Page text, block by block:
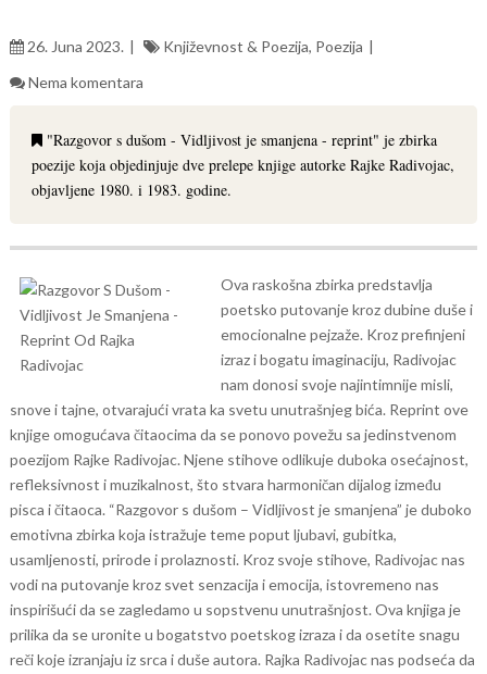
26. Juna 2023. Književnost & Poezija, Poezija
Nema komentara
"Razgovor s dušom - Vidljivost je smanjena - reprint" je zbirka
poezije koja objedinjuje dve prelepe knjige autorke Rajke Radivojac,
objavljene 1980. i 1983. godine.
Ova raskošna zbirka predstavlja
poetsko putovanje kroz dubine duše i
emocionalne pejzaže. Kroz prefinjeni
izraz i bogatu imaginaciju, Radivojac
nam donosi svoje najintimnije misli,
snove i tajne, otvarajući vrata ka svetu unutrašnjeg bića. Reprint ove
knjige omogućava čitaocima da se ponovo povežu sa jedinstvenom
poezijom Rajke Radivojac. Njene stihove odlikuje duboka osećajnost,
refleksivnost i muzikalnost, što stvara harmoničan dijalog između
pisca i čitaoca. “Razgovor s dušom – Vidljivost je smanjena” je duboko
emotivna zbirka koja istražuje teme poput ljubavi, gubitka,
usamljenosti, prirode i prolaznosti. Kroz svoje stihove, Radivojac nas
vodi na putovanje kroz svet senzacija i emocija, istovremeno nas
inspirišući da se zagledamo u sopstvenu unutrašnjost. Ova knjiga je
prilika da se uronite u bogatstvo poetskog izraza i da osetite snagu
reči koje izranjaju iz srca i duše autora. Rajka Radivojac nas podseća da